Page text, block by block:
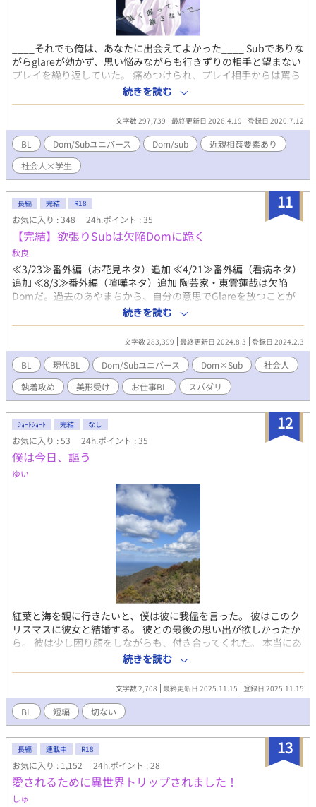
____それでも俺は、あなたに出会えてよかった____ Subでありな
がらglareが効かず、思い悩みながらも行きずりの相手と望まない
プレイを繰り返していた。 痛めつけられ、プレイ相手からは罵ら
れ、身体的にも精神的にも追い詰められていて。 そんな日々の
中、ある日自分を助けてくれた男性に、目があった瞬間忠誠を誓
いたいと感じた。 互いに溺れるように惹かれていった。 こんな
日々がずっと続けばいいと思っていた。 けれど現実は残酷で。 …
ねえ由良さん、それでも俺は、貴方に出会えて良かった。 出会わ
なければ良かっただなんて、思わない。 だから、お願い。 俺の手
を、 …握ったその手を離さないで。 ※Dom/Subユニバースの設
定をお借りしていますが、特に前知識なしでも読めるようになっ
ております。未読の方も是非！ ※近親相姦表現あり。また、道中
シリアスですので、苦手な方はお戻りください(＞人＜;) 表紙イラ
スト、挿絵は園瀬もち様（‪Twitter→@0moti_moti0‬）に依頼させ
ていただきました。 ※エブからの転載になります
続きを読む
文字数 297,739 最終更新日 2026.4.19 登録日 2020.7.12
BL Dom/Subユニバース Dom/sub
近親相姦要素あり
社会人×学生
11
長編 完結 R18
お気に入り : 348 24h.ポイント : 35
【完結】欲張りSubは欠陥Domに跪く
秋良
≪3/23≫番外編（お花見ネタ）追加 ≪4/21≫番外編（看病ネタ）
追加 ≪8/3≫番外編（喧嘩ネタ）追加 陶芸家・東雲蓮哉は欠陥
Domだ。過去のあやまちから、自分の意思でGlareを放つことが
できない「グレア不全症」を抱えている。 そんな東雲のもとにあ
る日、彼の作品を採用するためインテリアデザイン会社のイケメ
ン社員・久慈綾春が訪れる。 Subの久慈は仕事がデキると評判の
一方、私生活では欲求不満な日々を過ごしていた。 Domの東雲
と、Subの久慈——二人が出会って、三週間が過ぎた頃。 久慈は
マナーの悪いDomに言い寄られ、サブドロップに陥ってしまう。
その久慈を助けたのは、Domを蹴散らすGlareを放った東雲だっ
た。 どうやら東雲は、久慈が相手ならGlareが放てるらしい。 そ
こで東雲は久慈に「グレア不全症を治すため、リハビリ相手とし
てセックス無しのプレイに付き合ってほしい」と懇願。 久慈は迷
った末に、東雲を手助けをすることとなり——。 【CP】 Glareを
出せない病を抱える陶芸家Dom(33歳)×満たされ不足のイケメン
Sub(27歳) 【注意・その他】 ・Dom/Subユニバースで、独自設
定、独自解釈を含みます。 ・お仕事要素部分は雰囲気で、ふんわ
りと読んでいただけると幸いです。 ・サブタイトルに * →プレイ
シーン＆R18シーンあり。 ・サブタイトルに # →残酷描写あり(そ
んな重くありません)。 ・約24万字、本編全65話（完結済）。今
後番外編を追加予定です。 ・ムーンライトノベルスさんにも投稿
続きを読む
文字数 283,399 最終更新日 2024.8.3 登録日 2024.2.3
BL 現代BL Dom/Subユニバース Dom×Sub
社会人
執着攻め
美形受け お仕事BL スパダリ
12
ｼｮｰﾄｼｮｰﾄ 完結 なし
お気に入り : 53 24h.ポイント : 35
僕は今日、謳う
ゆい
紅葉と海を観に行きたいと、僕は彼に我儘を言った。 彼はこのク
リスマスに彼女と結婚する。 彼との最後の思い出が欲しかったか
ら。 彼は少し困り顔をしながらも、付き合ってくれた。 本当にあ
りがとう。親友として、男として、一人の人間として、本当に愛
しているよ。 終始セリフばかりです。 話中の曲は、globe
『Wanderin' Destiny』です。 名前が出てこない短編part4です。
誤字脱字がないか確認はしておりますが、ありましたら報告をい
ただけたら嬉しいです。 途中手直しついでに加筆もするかもで
す。 感想もお待ちしています。 片付けしていたら、昔懐かしの
3.5㌅FDが出てきまして。内容を確認したら、若かりし頃の黒歴
史が！ あらすじ自体は悪くはないと思ったので、大幅に修正して
投稿しました。 私の黒歴史供養のために、お付き合いくださいま
せ。
続きを読む
文字数 2,708 最終更新日 2025.11.15 登録日 2025.11.15
BL 短編 切ない
13
長編 連載中 R18
お気に入り : 1,152 24h.ポイント : 28
愛されるために異世界トリップされました！
しゅ